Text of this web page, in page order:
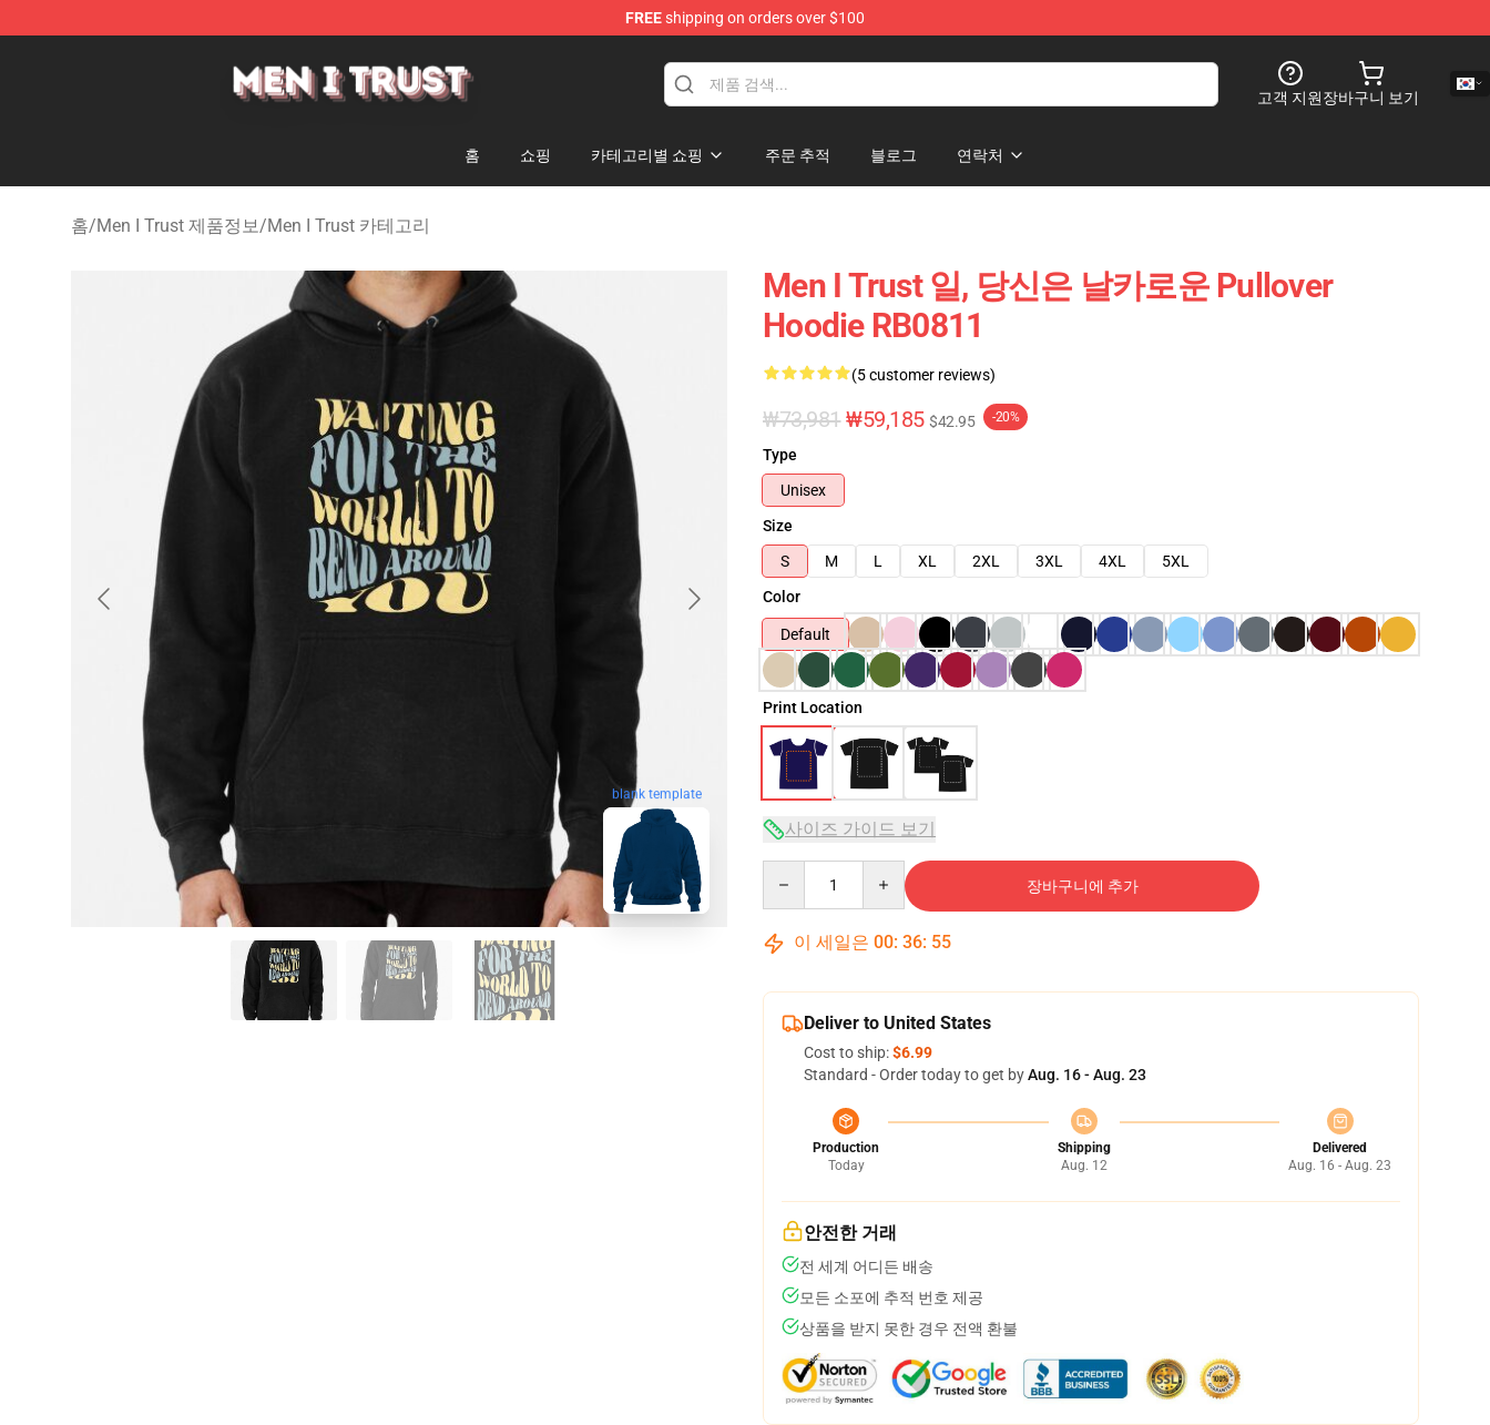
FREEshipping on orders over $100
고객 지원장바구니 보기
홈 쇼핑 카테고리별 쇼핑 주문 추적 블로그 연락처
홈/Men I Trust 제품정보/Men I Trust 카테고리
blank template
Men I Trust 일, 당신은 날카로운 Pullover
Hoodie RB0811
(5 customer reviews)
₩73,981 ₩59,185 $42.95 -20%
Type
Unisex
Size
S
M L XL 2XL 3XL 4XL
5XL
Color
Default
Print Location
사이즈 가이드 보기
장바구니에 추가
이 세일은 00: 36: 54
Deliver to United States
Cost to ship:$6.99
Standard - Order today to get byAug. 16 - Aug. 23
Production
Today
Shipping
Aug. 12
Delivered
Aug. 16 - Aug. 23
안전한 거래
전 세계 어디든 배송
모든 소포에 추적 번호 제공
상품을 받지 못한 경우 전액 환불